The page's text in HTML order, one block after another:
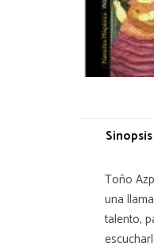
Sinopsis
Toño
una
talento,